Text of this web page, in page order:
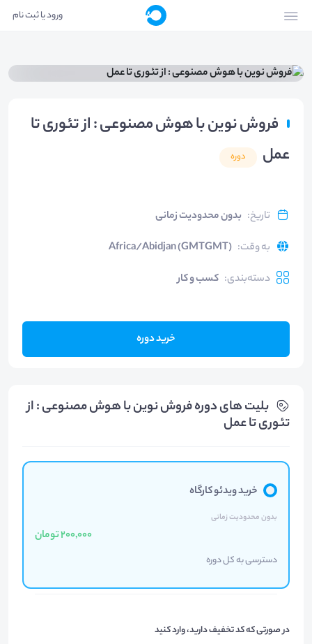
ورود یا ثبت نام
فروش نوین با هوش مصنوعی : از تئوری تا
عمل
دوره
تاریخ: بدون محدودیت زمانی
به وقت:
Africa/Abidjan (GMTGMT)
دسته‌بندی: کسب و کار
خرید دوره
بلیت های دوره فروش نوین با هوش مصنوعی : از
تئوری تا عمل
خرید ویدئو کارگاه
بدون محدودیت زمانی
200,000 تومان
دسترسی به کل دوره
در صورتی که کد تخفیف دارید، وارد کنید